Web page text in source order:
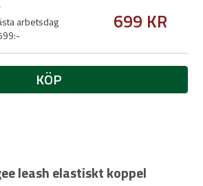
arbetsdag
699 KR
KÖP
leash elastiskt koppel